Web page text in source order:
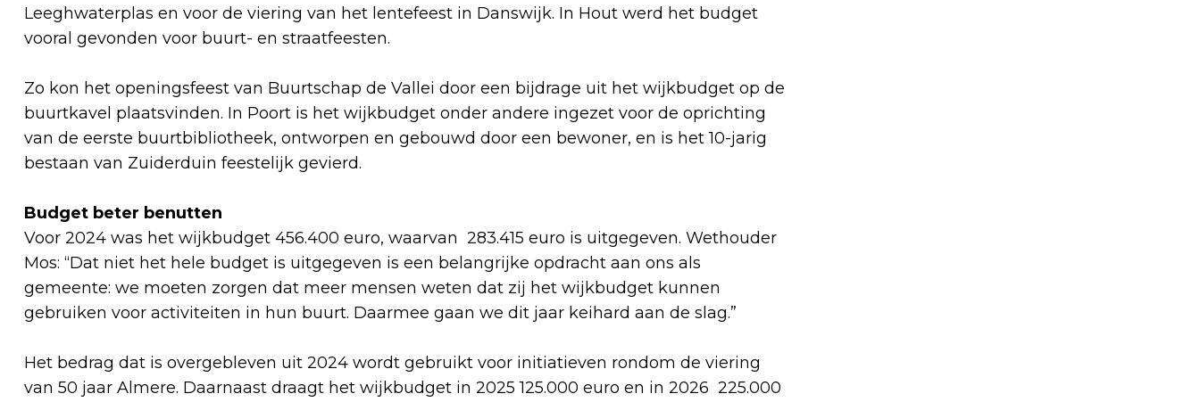
Leeghwaterplas en voor de viering van het lentefeest in Danswijk. In Hout werd het budget
vooral gevonden voor buurt- en straatfeesten.
Zo kon het openingsfeest van Buurtschap de Vallei door een bijdrage uit het wijkbudget op de
buurtkavel plaatsvinden. In Poort is het wijkbudget onder andere ingezet voor de oprichting
van de eerste buurtbibliotheek, ontworpen en gebouwd door een bewoner, en is het 10-jarig
bestaan van Zuiderduin feestelijk gevierd.
Budget beter benutten
Voor 2024 was het wijkbudget 456.400 euro, waarvan 283.415 euro is uitgegeven. Wethouder
Mos: “Dat niet het hele budget is uitgegeven is een belangrijke opdracht aan ons als
gemeente: we moeten zorgen dat meer mensen weten dat zij het wijkbudget kunnen
gebruiken voor activiteiten in hun buurt. Daarmee gaan we dit jaar keihard aan de slag.”
Het bedrag dat is overgebleven uit 2024 wordt gebruikt voor initiatieven rondom de viering
van 50 jaar Almere. Daarnaast draagt het wijkbudget in 2025 125.000 euro en in 2026 225.000